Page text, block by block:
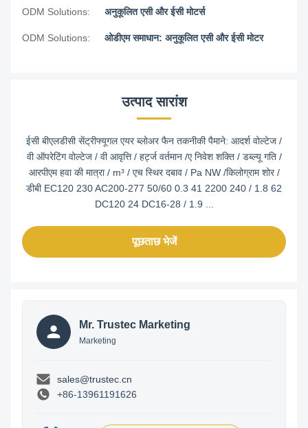
ODM Solutions: अनुकूलित एसी और ईसी मोटर्स
ODM Solutions: ओडीएम समाधान: अनुकूलित एसी और ईसी मोटर
उत्पाद सारांश
ईसी बीएलडीसी सेंट्रीफ्यूगल एयर ब्लोअर फैन तकनीकी पैमाने: आदर्श वोल्टेज /
वी ऑपरेटिंग वोल्टेज / वी आवृत्ति / हर्ट्ज वर्तमान /ए निवेश शक्ति / डब्ल्यू गति /
आरपीएम हवा की मात्रा / m³ / एच स्थिर दबाव / Pa NW /किलोग्राम शोर /
डीबी EC120 230 AC200-277 50/60 0.3 41 2200 240 / 1.8 62
DC120 24 DC16-28 / 1.9 ...
पूछताछ भेजें
Mr. Trustec Marketing
Marketing
sales@trustec.cn
+86-13961191626